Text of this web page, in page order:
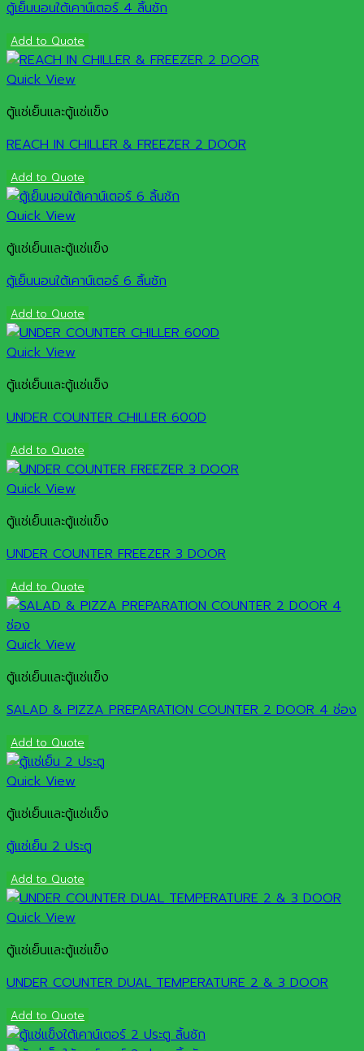
ตู้เย็นนอนใต้เคาน์เตอร์ 4 ลิ้นชัก
Add to Quote
Quick View
ตู้แช่เย็นและตู้แช่แข็ง
REACH IN CHILLER & FREEZER 2 DOOR
Add to Quote
Quick View
ตู้แช่เย็นและตู้แช่แข็ง
ตู้เย็นนอนใต้เคาน์เตอร์ 6 ลิ้นชัก
Add to Quote
Quick View
ตู้แช่เย็นและตู้แช่แข็ง
UNDER COUNTER CHILLER 600D
Add to Quote
Quick View
ตู้แช่เย็นและตู้แช่แข็ง
UNDER COUNTER FREEZER 3 DOOR
Add to Quote
Quick View
ตู้แช่เย็นและตู้แช่แข็ง
SALAD & PIZZA PREPARATION COUNTER 2 DOOR 4 ช่อง
Add to Quote
Quick View
ตู้แช่เย็นและตู้แช่แข็ง
ตู้แช่เย็น 2 ประตู
Add to Quote
Quick View
ตู้แช่เย็นและตู้แช่แข็ง
UNDER COUNTER DUAL TEMPERATURE 2 & 3 DOOR
Add to Quote